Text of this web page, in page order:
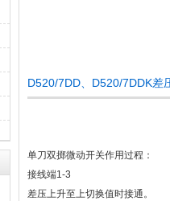
D520/7DD、D520/7DDK差
单刀双掷微动开关作用过程：
接线端1-3
差压上升至上切换值时接通。